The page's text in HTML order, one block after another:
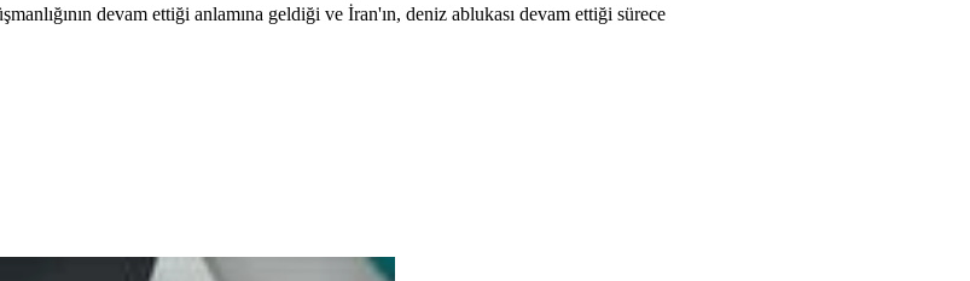
devam ettiği anlamına geldiği ve İran'ın, deniz ablukası devam ettiği sürece